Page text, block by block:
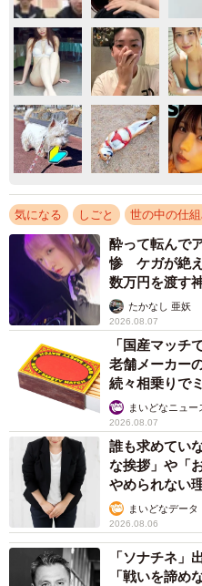
気になる しごと 世の中の仕
酔って転んで
惨 ケガが絶
数万円を渡す
たかなし 亜妖
2026.08.07
「国産マッチ
老舗メーカー
続々相乗りで
まいどなニュー
2026.08.07
誰も求めてい
な挨拶」や「
やめられない
まいどなデータ
2026.08.06
「ソナチネ
「戦いを諦